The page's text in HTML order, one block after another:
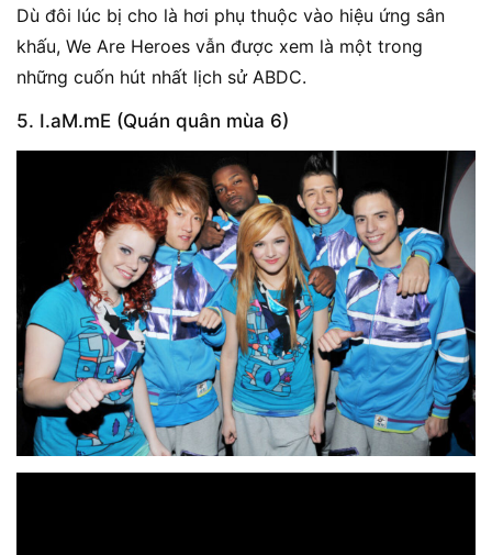
Dù đôi lúc bị cho là hơi phụ thuộc vào hiệu ứng sân
khấu, We Are Heroes vẫn được xem là một trong
những cuốn hút nhất lịch sử ABDC.
5. I.aM.mE (Quán quân mùa 6)